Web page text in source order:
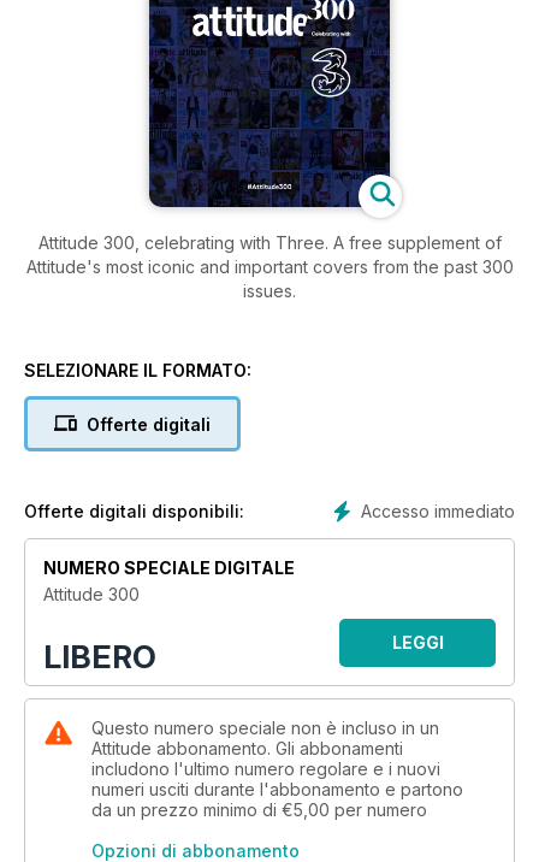
Attitude 300, celebrating with Three. A free supplement of
Attitude's most iconic and important covers from the past 300
issues.
SELEZIONARE IL FORMATO:
Offerte digitali
Accesso immediato
Offerte digitali disponibili:
NUMERO SPECIALE DIGITALE
Attitude 300
LIBERO LEGGI
Questo numero speciale non è incluso in un
Attitude abbonamento. Gli abbonamenti
includono l'ultimo numero regolare e i nuovi
numeri usciti durante l'abbonamento e partono
da un prezzo minimo di €5,00 per numero
Opzioni di abbonamento